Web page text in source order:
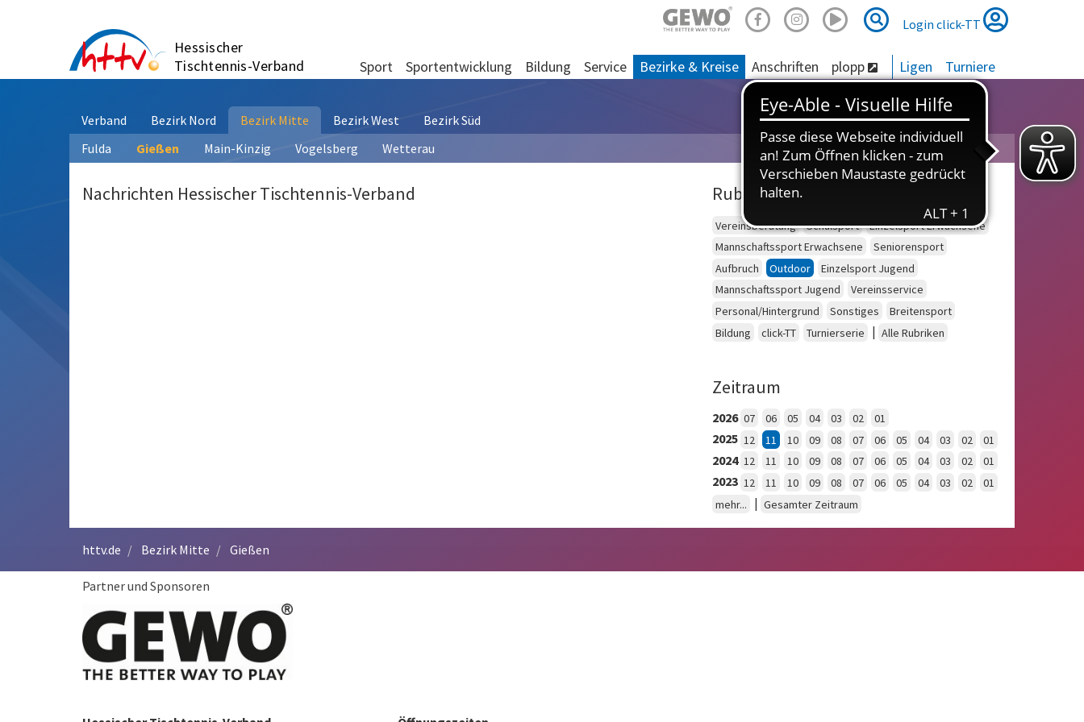
Hessischer
Tischtennis-Verband
Suche
Suche
Login click-TT
Sport Sportentwicklung Bildung Service Bezirke & Kreise Anschriften plopp Ligen Turniere
Verband Bezirk Nord Bezirk Mitte Bezirk West
Bezirk Süd
Fulda
Gießen Main-Kinzig Vogelsberg Wetterau
Nachrichten Hessischer Tischtennis-Verband Rubriken
Vereinsberatung Schulsport
Einzelsport Erwachsene
Mannschaftssport Erwachsene
Seniorensport
Aufbruch
Outdoor
Einzelsport Jugend
Mannschaftssport Jugend
Vereinsservice
Personal/Hintergrund
Sonstiges
Breitensport
Bildung
click-TT Turnierserie | Alle Rubriken
Zeitraum
2026 07 06 05 04 03 02 01
2025 12 11 10 09 08 07 06 05 04 03 02 01
2024 12 11 10 09 08 07 06 05 04 03 02 01
2023 12 11 10 09 08 07 06 05 04 03 02
01
mehr...
| Gesamter Zeitraum
httv.de Bezirk Mitte Gießen
Partner und Sponsoren